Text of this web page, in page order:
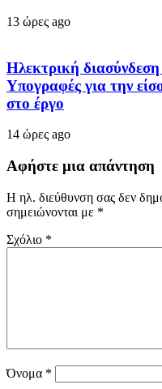
13 ώρες ago
Ηλεκτρική
Υπογραφές για την
στο έργο
14 ώρες ago
Αφήστε μια απάντηση
Η ηλ. διεύθυνση σας δεν
σημειώνονται με *
Σχόλιο *
Όνομα *